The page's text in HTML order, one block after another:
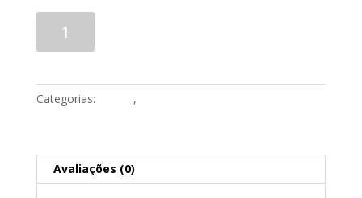
Categorias: ,
Avaliações (0)